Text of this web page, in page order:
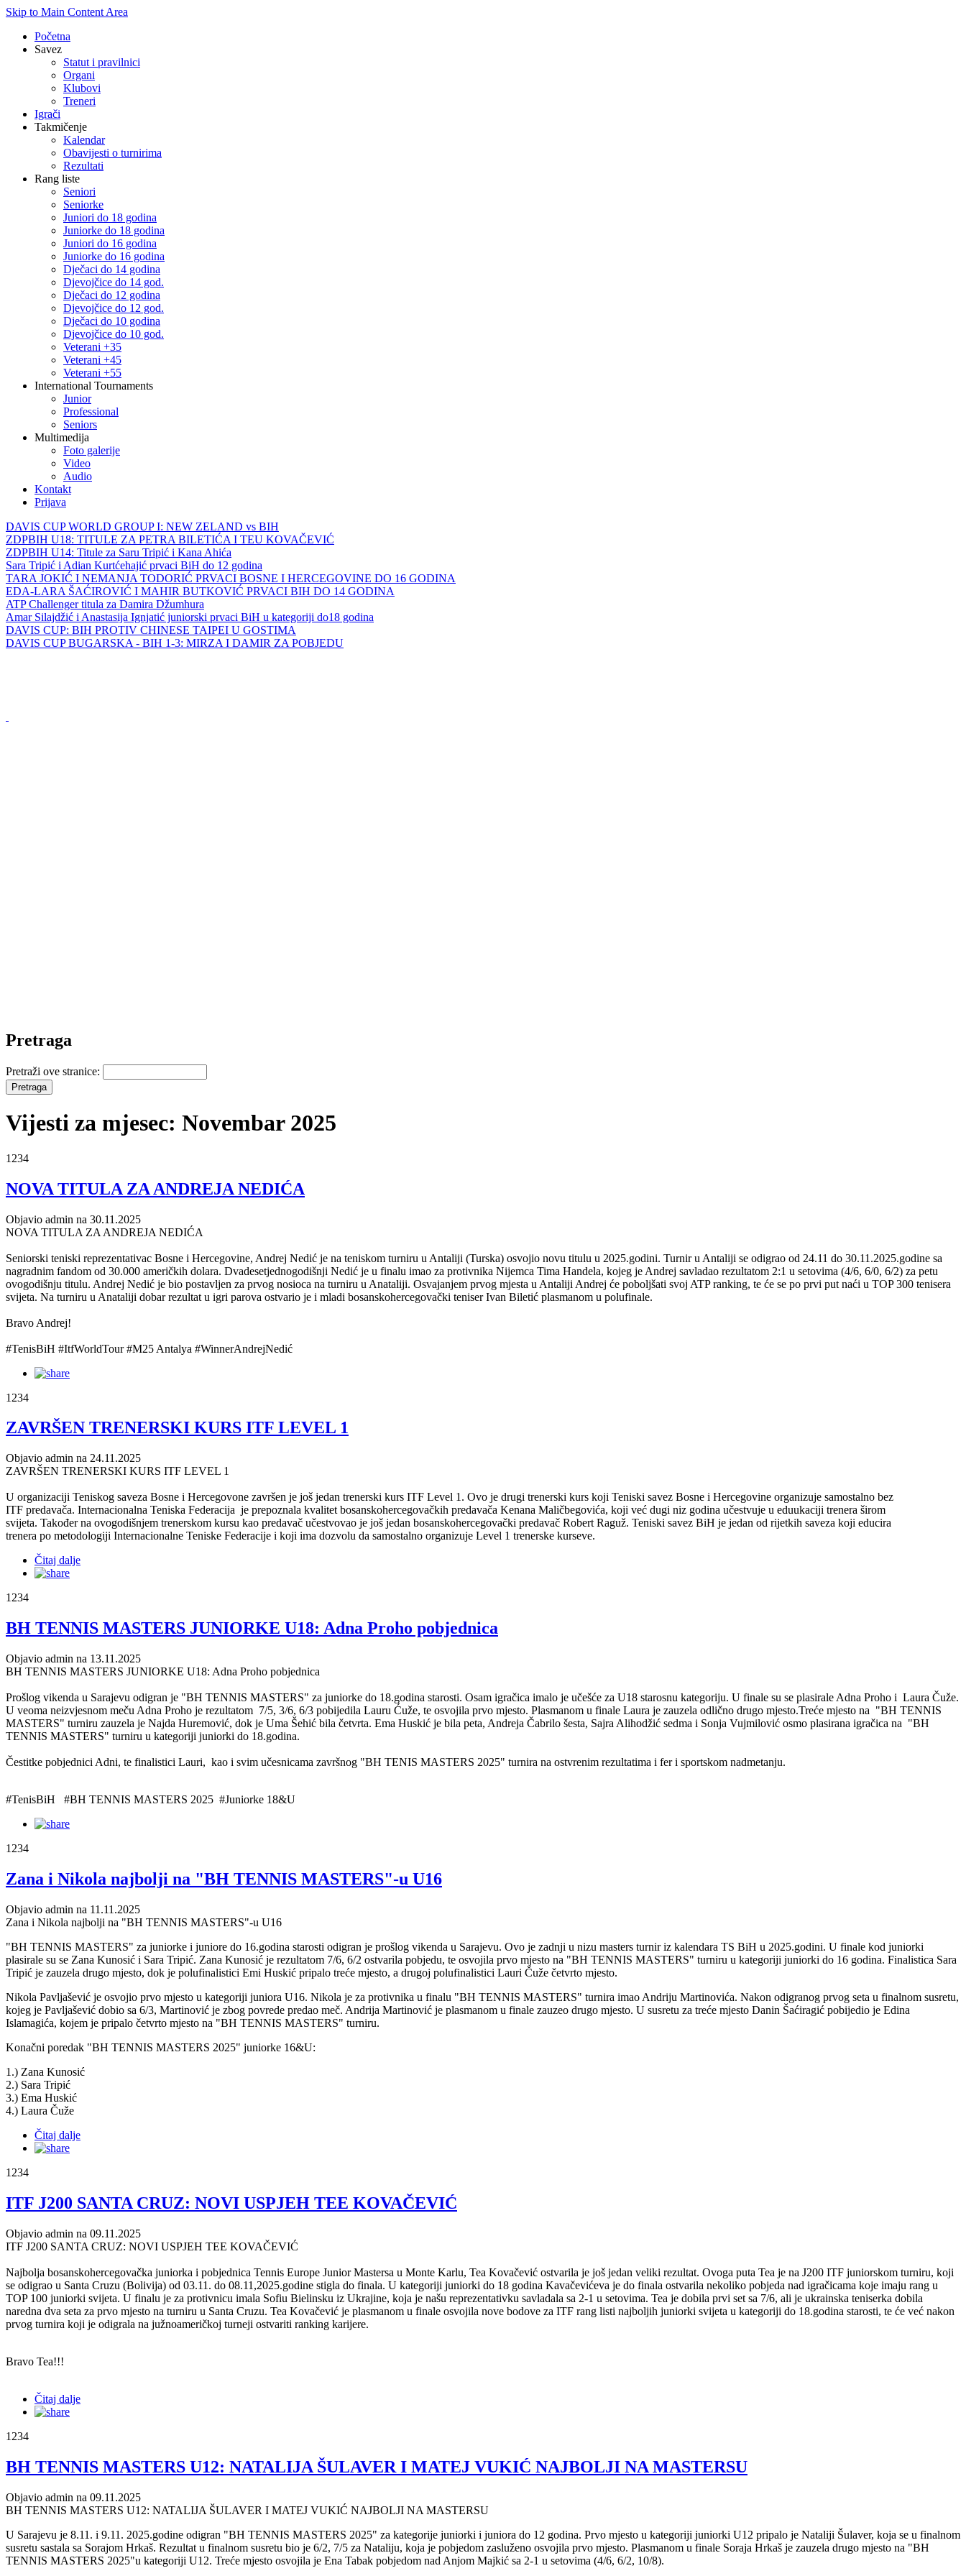
Skip to Main Content Area
Početna
Savez
Statut i pravilnici
Organi
Klubovi
Treneri
Igrači
Takmičenje
Kalendar
Obavijesti o turnirima
Rezultati
Rang liste
Seniori
Seniorke
Juniori do 18 godina
Juniorke do 18 godina
Juniori do 16 godina
Juniorke do 16 godina
Dječaci do 14 godina
Djevojčice do 14 god.
Dječaci do 12 godina
Djevojčice do 12 god.
Dječaci do 10 godina
Djevojčice do 10 god.
Veterani +35
Veterani +45
Veterani +55
International Tournaments
Junior
Professional
Seniors
Multimedija
Foto galerije
Video
Audio
Kontakt
Prijava
DAVIS CUP WORLD GROUP I: NEW ZELAND vs BIH
ZDPBIH U18: TITULE ZA PETRA BILETIĆA I TEU KOVAČEVIĆ
ZDPBIH U14: Titule za Saru Tripić i Kana Ahića
Sara Tripić i Adian Kurtćehajić prvaci BiH do 12 godina
TARA JOKIĆ I NEMANJA TODORIĆ PRVACI BOSNE I HERCEGOVINE DO 16 GODINA
EDA-LARA ŠAĆIROVIĆ I MAHIR BUTKOVIĆ PRVACI BIH DO 14 GODINA
ATP Challenger titula za Damira Džumhura
Amar Silajdžić i Anastasija Ignjatić juniorski prvaci BiH u kategoriji do18 godina
DAVIS CUP: BIH PROTIV CHINESE TAIPEI U GOSTIMA
DAVIS CUP BUGARSKA - BIH 1-3: MIRZA I DAMIR ZA POBJEDU
Pretraga
Pretraži ove stranice:
Vijesti za mjesec: Novembar 2025
1234
NOVA TITULA ZA ANDREJA NEDIĆA
Objavio admin na 30.11.2025
NOVA TITULA ZA ANDREJA NEDIĆA
Seniorski teniski reprezentativac Bosne i Hercegovine, Andrej Nedić je na teniskom turniru u Antaliji (Turska) osvojio novu titulu u 2025.godini. Turnir u Antaliji se odigrao od 24.11 do 30.11.2025.godine sa
nagradnim fandom od 30.000 američkih dolara. Dvadesetjednogodišnji Nedić je u finalu imao za protivnika Nijemca Tima Handela, kojeg je Andrej savladao rezultatom 2:1 u setovima (4/6, 6/0, 6/2) za petu
ovogodišnju titulu. Andrej Nedić je bio postavljen za prvog nosioca na turniru u Anataliji. Osvajanjem prvog mjesta u Antaliji Andrej će poboljšati svoj ATP ranking, te će se po prvi put naći u TOP 300 tenisera
svijeta. Na turniru u Anataliji dobar rezultat u igri parova ostvario je i mladi bosanskohercegovački teniser Ivan Biletić plasmanom u polufinale.
Bravo Andrej!
#TenisBiH #ItfWorldTour #M25 Antalya #WinnerAndrejNedić
1234
ZAVRŠEN TRENERSKI KURS ITF LEVEL 1
Objavio admin na 24.11.2025
ZAVRŠEN TRENERSKI KURS ITF LEVEL 1
U organizaciji Teniskog saveza Bosne i Hercegovone završen je još jedan trenerski kurs ITF Level 1. Ovo je drugi trenerski kurs koji Teniski savez Bosne i Hercegovine organizuje samostalno bez
ITF predavača. Internacionalna Teniska Federacija je prepoznala kvalitet bosanskohercegovačkih predavača Kenana Maličbegovića, koji već dugi niz godina učestvuje u eduukaciji trenera širom
svijeta. Također na ovogodišnjem trenerskom kursu kao predavač učestvovao je još jedan bosanskohercegovački predavač Robert Raguž. Teniski savez BiH je jedan od rijetkih saveza koji educira
trenera po metodologiji Internacionalne Teniske Federacije i koji ima dozvolu da samostalno organizuje Level 1 trenerske kurseve.
Čitaj dalje
1234
BH TENNIS MASTERS JUNIORKE U18: Adna Proho pobjednica
Objavio admin na 13.11.2025
BH TENNIS MASTERS JUNIORKE U18: Adna Proho pobjednica
Prošlog vikenda u Sarajevu odigran je "BH TENNIS MASTERS" za juniorke do 18.godina starosti. Osam igračica imalo je učešće za U18 starosnu kategoriju. U finale su se plasirale Adna Proho i Laura Čuže.
U veoma neizvjesnom meču Adna Proho je rezultatom 7/5, 3/6, 6/3 pobijedila Lauru Ćuže, te osvojila prvo mjesto. Plasmanom u finale Laura je zauzela odlično drugo mjesto.Treće mjesto na "BH TENNIS
MASTERS" turniru zauzela je Najda Huremović, dok je Uma Šehić bila četvrta. Ema Huskić je bila peta, Andreja Čabrilo šesta, Sajra Alihodžić sedma i Sonja Vujmilović osmo plasirana igračica na "BH
TENNIS MASTERS" turniru u kategoriji juniorki do 18.godina.
Čestitke pobjednici Adni, te finalistici Lauri, kao i svim učesnicama završnog "BH TENIS MASTERS 2025" turnira na ostvrenim rezultatima i fer i sportskom nadmetanju.
#TenisBiH #BH TENNIS MASTERS 2025 #Juniorke 18&U
1234
Zana i Nikola najbolji na "BH TENNIS MASTERS"-u U16
Objavio admin na 11.11.2025
Zana i Nikola najbolji na "BH TENNIS MASTERS"-u U16
"BH TENNIS MASTERS" za juniorke i juniore do 16.godina starosti odigran je prošlog vikenda u Sarajevu. Ovo je zadnji u nizu masters turnir iz kalendara TS BiH u 2025.godini. U finale kod juniorki
plasirale su se Zana Kunosić i Sara Tripić. Zana Kunosić je rezultatom 7/6, 6/2 ostvarila pobjedu, te osvojila prvo mjesto na "BH TENNIS MASTERS" turniru u kategoriji juniorki do 16 godina. Finalistica Sara
Tripić je zauzela drugo mjesto, dok je polufinalistici Emi Huskić pripalo treće mjesto, a drugoj polufinalistici Lauri Čuže četvrto mjesto.
Nikola Pavljašević je osvojio prvo mjesto u kategoriji juniora U16. Nikola je za protivnika u finalu "BH TENNIS MASTERS" turnira imao Andriju Martinovića. Nakon odigranog prvog seta u finalnom susretu,
kojeg je Pavljašević dobio sa 6/3, Martinović je zbog povrede predao meč. Andrija Martinović je plasmanom u finale zauzeo drugo mjesto. U susretu za treće mjesto Danin Šaćiragić pobijedio je Edina
Islamagića, kojem je pripalo četvrto mjesto na "BH TENNIS MASTERS" turniru.
Konačni poredak "BH TENNIS MASTERS 2025" juniorke 16&U:
1.) Zana Kunosić
2.) Sara Tripić
3.) Ema Huskić
4.) Laura Čuže
Čitaj dalje
1234
ITF J200 SANTA CRUZ: NOVI USPJEH TEE KOVAČEVIĆ
Objavio admin na 09.11.2025
ITF J200 SANTA CRUZ: NOVI USPJEH TEE KOVAČEVIĆ
Najbolja bosanskohercegovačka juniorka i pobjednica Tennis Europe Junior Mastersa u Monte Karlu, Tea Kovačević ostvarila je još jedan veliki rezultat. Ovoga puta Tea je na J200 ITF juniorskom turniru, koji
se odigrao u Santa Cruzu (Bolivija) od 03.11. do 08.11,2025.godine stigla do finala. U kategoriji juniorki do 18 godina Kavačevićeva je do finala ostvarila nekoliko pobjeda nad igračicama koje imaju rang u
TOP 100 juniorki svijeta. U finalu je za protivnicu imala Sofiu Bielinsku iz Ukrajine, koja je našu reprezentativku savladala sa 2-1 u setovima. Tea je dobila prvi set sa 7/6, ali je ukrainska teniserka dobila
naredna dva seta za prvo mjesto na turniru u Santa Cruzu. Tea Kovačević je plasmanom u finale osvojila nove bodove za ITF rang listi najboljih juniorki svijeta u kategoriji do 18.godina starosti, te će već nakon
prvog turnira koji je odigrala na južnoameričkoj turneji ostvariti ranking karijere.
Bravo Tea!!!
Čitaj dalje
1234
BH TENNIS MASTERS U12: NATALIJA ŠULAVER I MATEJ VUKIĆ NAJBOLJI NA MASTERSU
Objavio admin na 09.11.2025
BH TENNIS MASTERS U12: NATALIJA ŠULAVER I MATEJ VUKIĆ NAJBOLJI NA MASTERSU
U Sarajevu je 8.11. i 9.11. 2025.godine odigran "BH TENNIS MASTERS 2025" za kategorije juniorki i juniora do 12 godina. Prvo mjesto u kategoriji juniorki U12 pripalo je Nataliji Šulaver, koja se u finalnom
susretu sastala sa Sorajom Hrkaš. Rezultat u finalnom susretu bio je 6/2, 7/5 za Nataliju, koja je pobjedom zasluženo osvojila prvo mjesto. Plasmanom u finale Soraja Hrkaš je zauzela drugo mjesto na "BH
TENNIS MASTERS 2025"u kategoriji U12. Treće mjesto osvojila je Ena Tabak pobjedom nad Anjom Majkić sa 2-1 u setovima (4/6, 6/2, 10/8).